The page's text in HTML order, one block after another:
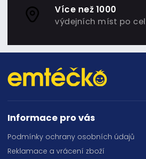
Více než 1000
výdejních míst po
Informace pro vás
Podmínky ochrany osobních údajů
Reklamace a vrácení zboží